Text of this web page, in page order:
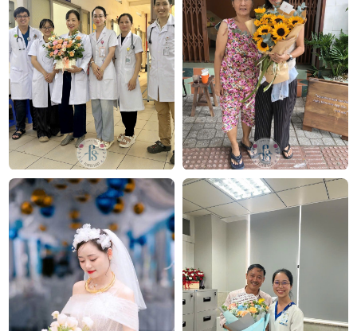
nhà thiết kế Thanh Thủy Florist.
Chúng tôi mang đến đa dạng mẫu hoa:hoa sinh
nhật,hoa khai trương, hoa cưới đẹp, đặc biệt là các
mẫu
bó hoa cướiđược chăm chút kỹ lưỡng.
Văn Phòng: 235A Hoàng Hoa Thám, P.5, Quận Phú
Nhuận, TP.HCM
Địa chỉ: 120B Huỳnh Văn Bánh, P.11, Quận Phú Nhuận,
TP.HCM
Hotline: 093 407 2575
E-mail:info@flowersight.com
Website:https://flowersight.com/